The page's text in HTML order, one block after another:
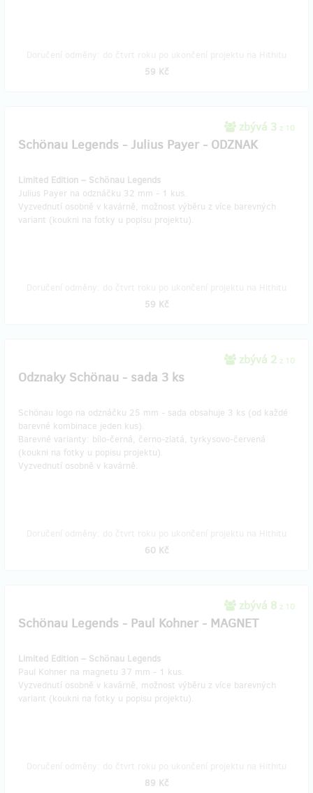
59 Kč
zbývá 3 z 10
Schönau Legends - Julius Payer - ODZNAK
Limited Edition – Schönau Legends
Julius Payer na odznáčku 32 mm - 1 kus.
Vyzvednutí osobně v kavárně, možnost výběru z více barevných
variant (koukni na fotky u popisu projektu).
59 Kč
zbývá 2 z 10
Odznaky Schönau - sada 3 ks
Schönau logo na odznáčku 25 mm - sada obsahuje 3 ks (od každé
barevné kombinace jeden kus).
Barevné varianty: bílo-černá, černo-zlatá, tyrkysovo-červená
(koukni na fotky u popisu projektu).
Vyzvednutí osobně v kavárně.
60 Kč
zbývá 8 z 10
Schönau Legends - Paul Kohner - MAGNET
Limited Edition – Schönau Legends
Paul Kohner na magnetu 37 mm - 1 kus.
Vyzvednutí osobně v kavárně, možnost výběru z více barevných
variant (koukni na fotky u popisu projektu).
89 Kč